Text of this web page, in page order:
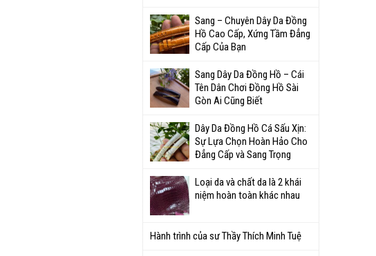
Sang – Chuyên Dây Da Đồng
Hồ Cao Cấp, Xứng Tầm Đẳng
Cấp Của Bạn
Sang Dây Da Đồng Hồ – Cái
Tên Dân Chơi Đồng Hồ Sài
Gòn Ai Cũng Biết
Dây Da Đồng Hồ Cá Sấu Xịn:
Sự Lựa Chọn Hoàn Hảo Cho
Đẳng Cấp và Sang Trọng
Loại da và chất da là 2 khái
niệm hoàn toàn khác nhau
Hành trình của sư Thầy Thích Minh Tuệ